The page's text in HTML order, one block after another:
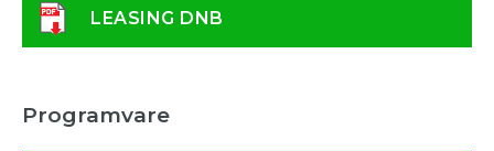
LEASING DNB
Programvare